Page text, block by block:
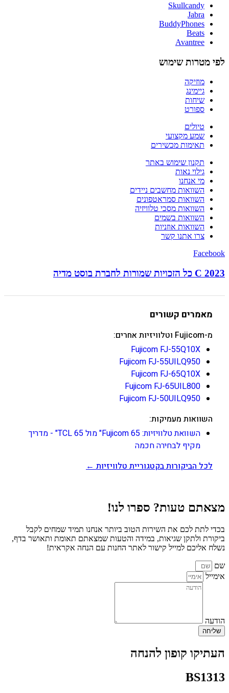
Skullcandy
Jabra
BuddyPhones
Beats
Avantree
לפי מטרות שימוש
מוזיקה
גיימינג
שיחות
ספורט
טיולים
שמע מקצועי
תאימות מכשירים
תקנון שימוש באתר
גילוי נאות
מי אנחנו
השוואות מחשבים ניידים
השוואות סמראטפונים
השוואות מסכי טלוויזיה
השוואות בשמים
השוואות אוזניות
צרו אתנו קשר
Facebook
C 2023 כל הזכויות שמורות לחברת בוסט מדיה
מאמרים קשורים
מ-Fujicom וטלוויזיות אחרים:
Fujicom FJ-55Q10X
Fujicom FJ-55UILQ950
Fujicom FJ-65Q10X
Fujicom FJ-65UIL800
Fujicom FJ-50UILQ950
השוואות מעמיקות:
השוואת טלוויזיות: Fujicom 65" מול TCL 65" - מדריך
מקיף לבחירה חכמה
לכל הביקורות בקטגוריית טלוויזיות ←
מצאתם טעות? ספרו לנו!
בכדי לתת לכם את השירות הטוב ביותר אנחנו תמיד שמחים לקבל
ביקורת ולתקן שגיאות, במידה והטעות שמצאתם תאומת ותאושר בדף,
נשלח אליכם למייל קישור לאתר החנות עם הנחה אקראית!
שם
אימייל
הודעה
שליחה
העתיקו קופון להנחה
BS1313